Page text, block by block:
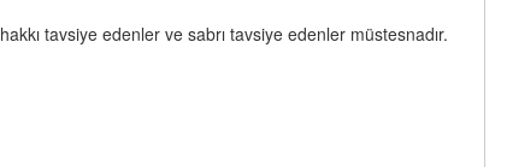
tavsiye edenler ve sabrı tavsiye edenler müstesnadır.